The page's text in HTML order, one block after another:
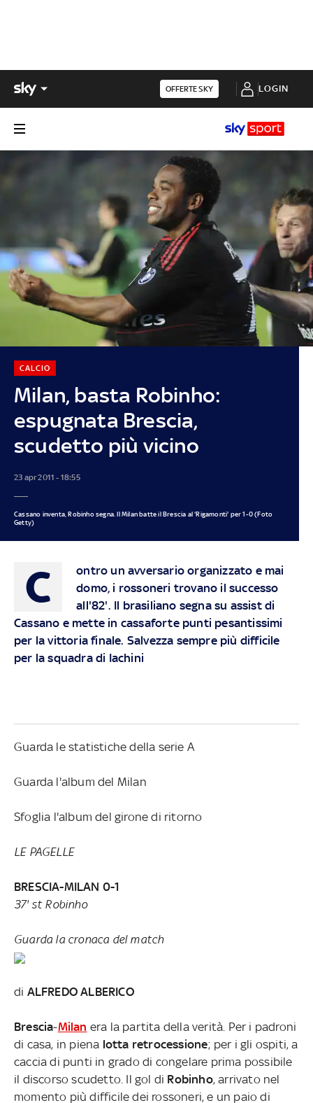
OFFERTE SKY LOGIN
Milan, basta Robinho:
espugnata Brescia,
scudetto più vicino
CALCIO
23 apr 2011 - 18:55
Cassano inventa, Robinho segna. Il Milan batte il Brescia al 'Rigamonti' per 1-0 (Foto
Getty)
C
ontro un avversario organizzato e mai
domo, i rossoneri trovano il successo
all'82'. Il brasiliano segna su assist di
Cassano e mette in cassaforte punti pesantissimi
per la vittoria finale. Salvezza sempre più difficile
per la squadra di Iachini
Guarda le statistiche della serie A
Guarda l'album del Milan
Sfoglia l'album del girone di ritorno
LE PAGELLE
BRESCIA-MILAN 0-1
37' st Robinho
Guarda la cronaca del match
di ALFREDO ALBERICO
Brescia-Milan era la partita della verità. Per i padroni
di casa, in piena lotta retrocessione; per i gli ospiti, a
caccia di punti in grado di congelare prima possibile
il discorso scudetto. Il gol di Robinho, arrivato nel
momento più difficile dei rossoneri, e un paio di